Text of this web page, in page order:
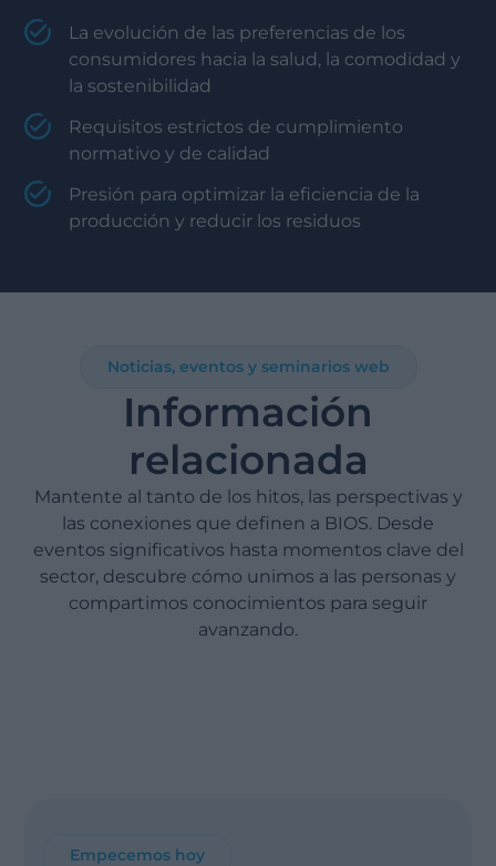
La evolución de las preferencias de los
consumidores hacia la salud, la comodidad y
la sostenibilidad
Requisitos estrictos de cumplimiento
normativo y de calidad
Presión para optimizar la eficiencia de la
producción y reducir los residuos
Noticias, eventos y seminarios web
Información
relacionada
Mantente al tanto de los hitos, las perspectivas y
las conexiones que definen a BIOS. Desde
eventos significativos hasta momentos clave del
sector, descubre cómo unimos a las personas y
compartimos conocimientos para seguir
avanzando.
Empecemos hoy